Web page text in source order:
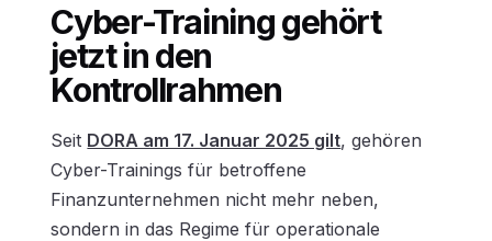
Cyber-Training gehört
jetzt in den
Kontrollrahmen
Seit DORA am 17. Januar 2025 gilt, gehören
Cyber-Trainings für betroffene
Finanzunternehmen nicht mehr neben,
sondern in das Regime für operationale